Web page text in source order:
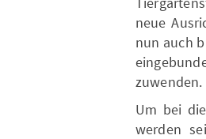
neue
nun auch
zuwenden.
Um bei
werden